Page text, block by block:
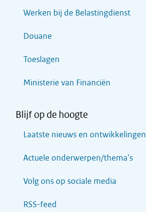
Werken bij de Belastingdienst
Douane
Toeslagen
Ministerie van Financiën
Blijf op de hoogte
Laatste nieuws en ontwikkelingen
Actuele onderwerpen/thema's
Volg ons op sociale media
RSS-feed